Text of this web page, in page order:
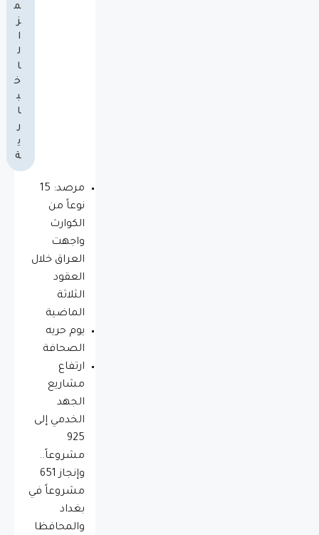
م
ز
ا
ل
ا
خ
ب
ا
ر
ي
ة
مرصد: 15
نوعاً من
الكوارث
واجهت
العراق خلال
العقود
الثلاثة
الماضية
يوم حريه
الصحافة
ارتفاع
مشاريع
الجهد
الخدمي إلى
925
مشروعاً..
وإنجاز 651
مشروعاً في
بغداد
والمحافظا